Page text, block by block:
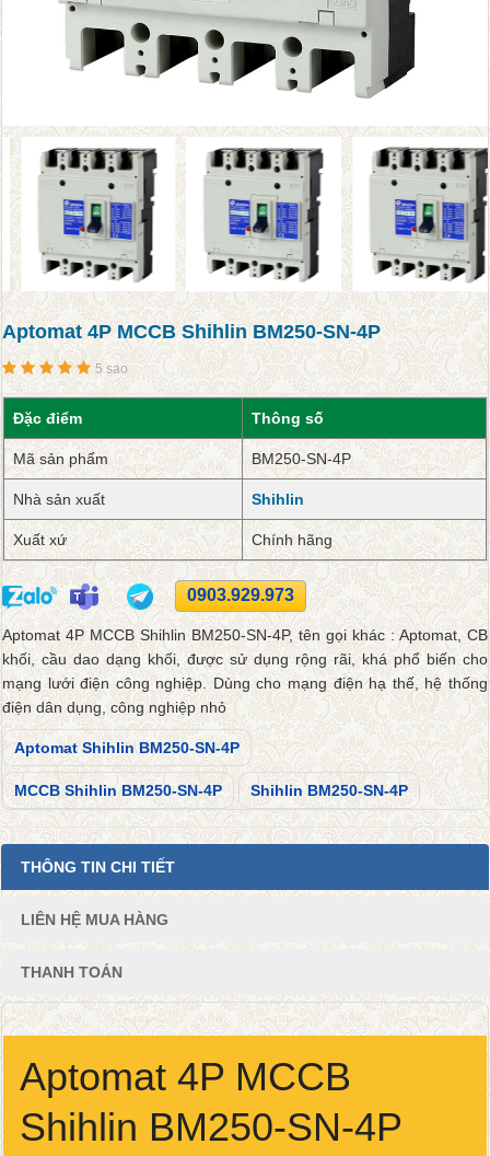
Aptomat 4P MCCB Shihlin BM250-SN-4P
5 sao
Đặc điểm Thông số
Mã sản phẩm BM250-SN-4P
Nhà sản xuất Shihlin
Xuất xứ Chính hãng
0903.929.973
Aptomat 4P MCCB Shihlin BM250-SN-4P, tên gọi khác : Aptomat, CB
khối, cầu dao dạng khối, được sử dụng rộng rãi, khá phổ biến cho
mạng lưới điện công nghiệp. Dùng cho mạng điện hạ thế, hệ thống
điện dân dụng, công nghiệp nhỏ
Aptomat Shihlin BM250-SN-4P
MCCB Shihlin BM250-SN-4P Shihlin BM250-SN-4P
THÔNG TIN CHI TIẾT
LIÊN HỆ MUA HÀNG
THANH TOÁN
Aptomat 4P MCCB
Shihlin BM250-SN-4P